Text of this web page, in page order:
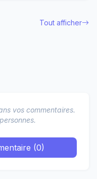
Tout afficher
vos commentaires.
(0)